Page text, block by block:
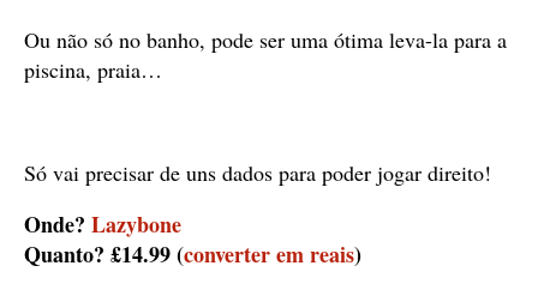
Ou não só no banho, pode ser uma ótima leva-la para a
piscina, praia…
Só vai precisar de uns dados para poder jogar direito!
Onde? Lazybone
Quanto? £14.99 (converter em reais)